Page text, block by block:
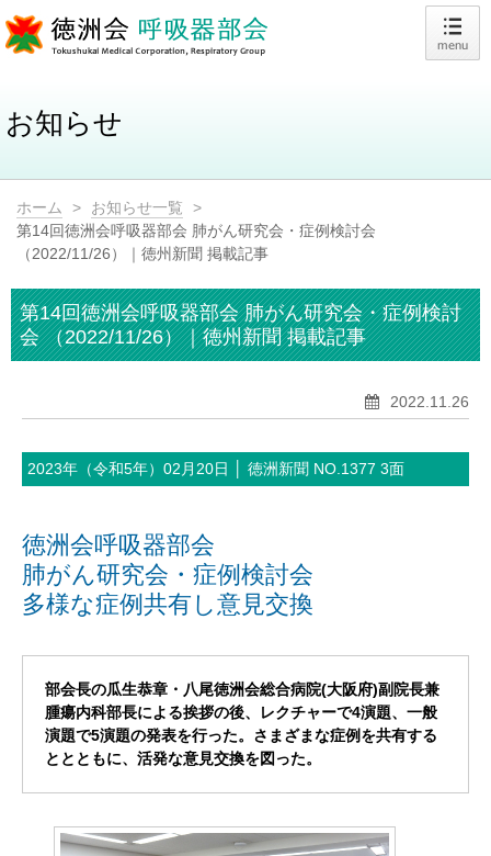
お知らせ
ホーム > お知らせ一覧
>
第14回徳洲会呼吸器部会 肺がん研究会・症例検討会
（2022/11/26）｜徳州新聞 掲載記事
第14回徳洲会呼吸器部会 肺がん研究会・症例検討
会 （2022/11/26）｜徳州新聞 掲載記事
2022.11.26
2023年（令和5年）02月20日 │ 徳洲新聞 NO.1377 3面
徳洲会呼吸器部会
肺がん研究会・症例検討会
多様な症例共有し意見交換
部会長の瓜生恭章・八尾徳洲会総合病院(大阪府)副院長兼
腫瘍内科部長による挨拶の後、レクチャーで4演題、一般
演題で5演題の発表を行った。さまざまな症例を共有する
ととともに、活発な意見交換を図った。